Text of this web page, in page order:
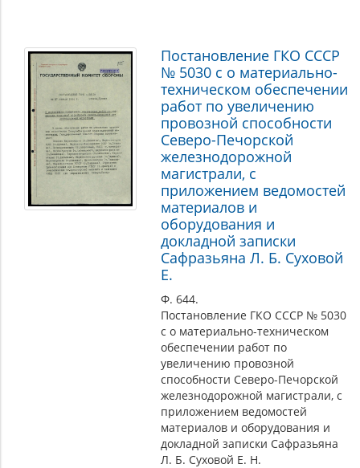
Постановление ГКО СССР
№ 5030 с о материально-
техническом обеспечении
работ по увеличению
провозной способности
Северо-Печорской
железнодорожной
магистрали, с
приложением ведомостей
материалов и
оборудования и
докладной записки
Сафразьяна Л. Б. Суховой
Е.
Ф. 644.
Постановление ГКО СССР № 5030
с о материально-техническом
обеспечении работ по
увеличению провозной
способности Северо-Печорской
железнодорожной магистрали, с
приложением ведомостей
материалов и оборудования и
докладной записки Сафразьяна
Л. Б. Суховой Е. Н.